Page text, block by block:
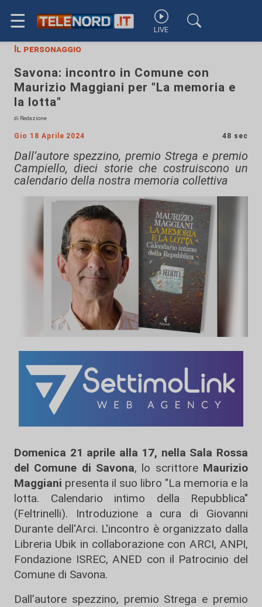
☰ LIVE
Il personaggio
Savona: incontro in Comune con
Maurizio Maggiani per "La memoria e
la lotta"
di Redazione
Gio 18 Aprile 2024 48 sec
Dall’autore spezzino, premio Strega e premio
Campiello, dieci storie che costruiscono un
calendario della nostra memoria collettiva
Domenica 21 aprile alla 17, nella Sala Rossa
del Comune di Savona, lo scrittore Maurizio
Maggiani presenta il suo libro "La memoria e la
lotta. Calendario intimo della Repubblica"
(Feltrinelli). Introduzione a cura di Giovanni
Durante dell'Arci. L'incontro è organizzato dalla
Libreria Ubik in collaborazione con ARCI, ANPI,
Fondazione ISREC, ANED con il Patrocinio del
Comune di Savona.
Dall’autore spezzino, premio Strega e premio